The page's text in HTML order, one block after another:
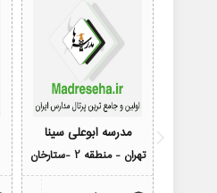
مدرسه ابوعلی سینا
تهران - منطقه 2 -ستارخان